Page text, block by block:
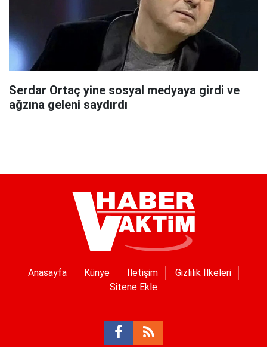
Serdar Ortaç yine sosyal medyaya girdi ve
ağzına geleni saydırdı
Anasayfa Künye İletişim
Gizlilik İlkeleri
Sitene Ekle